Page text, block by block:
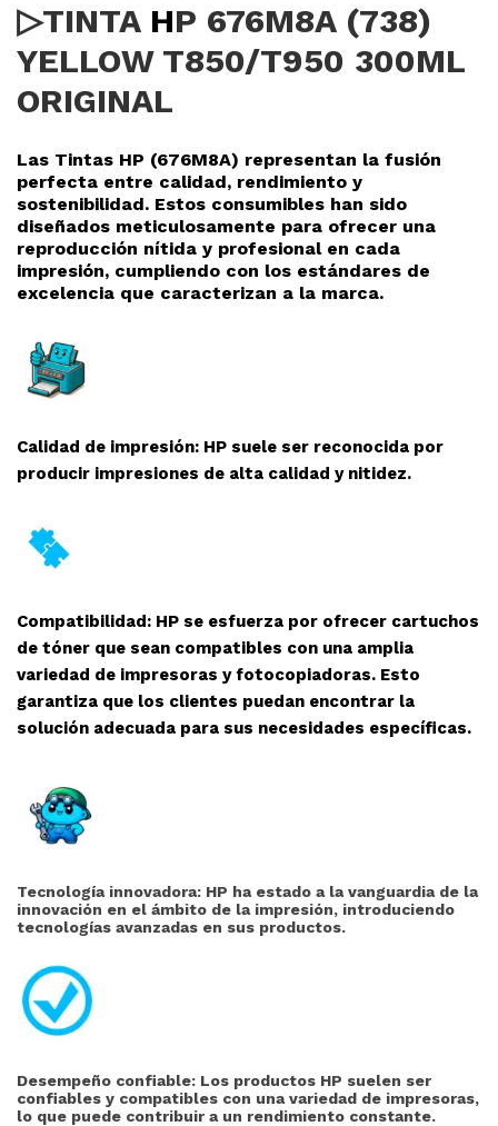
▷TINTA HP 676M8A (738)
YELLOW T850/T950 300ML
ORIGINAL
Las Tintas HP (676M8A) representan la fusión
perfecta entre calidad, rendimiento y
sostenibilidad. Estos consumibles han sido
diseñados meticulosamente para ofrecer una
reproducción nítida y profesional en cada
impresión, cumpliendo con los estándares de
excelencia que caracterizan a la marca.
Calidad de impresión: HP suele ser reconocida por
producir impresiones de alta calidad y nitidez.
Compatibilidad: HP se esfuerza por ofrecer cartuchos
de tóner que sean compatibles con una amplia
variedad de impresoras y fotocopiadoras. Esto
garantiza que los clientes puedan encontrar la
solución adecuada para sus necesidades específicas.
Tecnología innovadora: HP ha estado a la vanguardia de la
innovación en el ámbito de la impresión, introduciendo
tecnologías avanzadas en sus productos.
Desempeño confiable: Los productos HP suelen ser
confiables y compatibles con una variedad de impresoras,
lo que puede contribuir a un rendimiento constante.